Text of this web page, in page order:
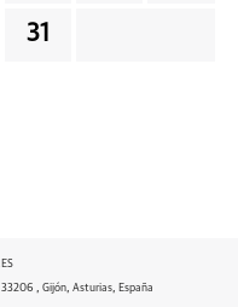
31
, Gijón, Asturias, España